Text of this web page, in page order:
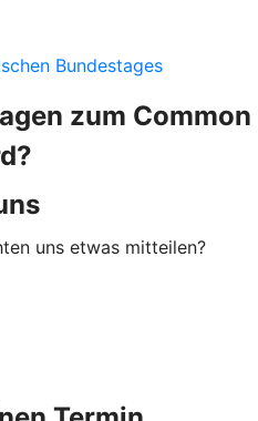
Bundestages
zum Common
uns etwas mitteilen?